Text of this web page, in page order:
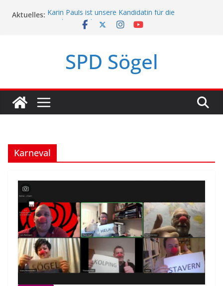
Inhalt
Aktuelles: Karin Pauls ist unsere Kandidatin für die
Landtagswahl!
SPD Sögel-Umfrage 2023
Politikerpaten-Programm für Jugendliche
SPD Sögel
Karneval